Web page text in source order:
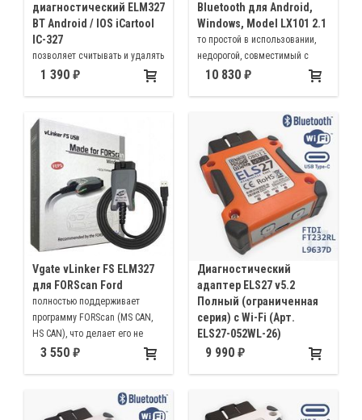
диагностический ELM327
BT Android / IOS iCartool
IC-327
позволяет считывать и удалять
ошибки двигателя,
может превратить ваш
мобильный телефон в бортовой
компьютер
1 390
Bluetooth для Android,
Windows, Model LX101 2.1
то простой в использовании,
недорогой, совместимый с
ELM327, быстрый OBD2
ваш смартфон, планшет,
ноутбук или нетбук в
диагностический прибор или
бортовой компьютер
10 830
Vgate vLinker FS ELM327
для FORScan Ford
полностью поддерживает
программу FORScan (MS CAN,
HS CAN), что делает его не
только диагностическим
параметров автомобиля
и рекомендован его
3 550
Диагностический
адаптер ELS27 v5.2
Полный (ограниченная
серия) с Wi-Fi (Арт.
ELS27-052WL-26)
Собран на FTDI FT232RL, с
В комплекте провод USB Type-
C to Type-C плюс переходник на
9 990